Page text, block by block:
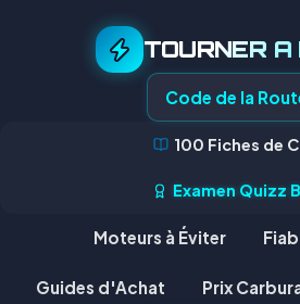
TOURNER A
Code de la
100 Fiches de
Examen Quizz
Moteurs à Éviter
Guides d'Achat Prix